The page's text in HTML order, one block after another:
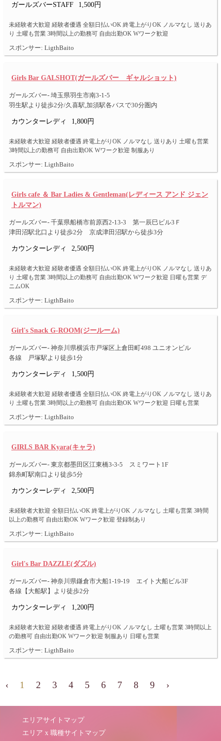
ガールズバーSTAFF 1,500円
未経験者大歓迎 経験者優遇 全額日払いOK 終電上がりOK ノルマなし 送りあ
り 土曜も営業 3時間以上の勤務可 自由出勤OK Wワーク歓迎
スポンサー: LigthBaito
Girls Bar GALSHOT(ガールズバー ギャルショット)
ガールズバー- 埼玉県羽生市南3-1-5
羽生駅より徒歩2分/久喜駅,加須駅各バスで30分圏内
カウンターレディ 1,800円
未経験者大歓迎 経験者優遇 終電上がりOK ノルマなし 送りあり 土曜も営業
3時間以上の勤務可 自由出勤OK Wワーク歓迎 制服あり
スポンサー: LigthBaito
Girls cafe ＆ Bar Ladies & Gentleman(レディース アンド ジェン
トルマン)
ガールズバー- 千葉県船橋市前原西2-13-3 第一辰巳ビル3Ｆ
津田沼駅北口より徒歩2分 京成津田沼駅から徒歩3分
カウンターレディ 2,500円
未経験者大歓迎 経験者優遇 全額日払いOK 終電上がりOK ノルマなし 送りあ
り 土曜も営業 3時間以上の勤務可 自由出勤OK Wワーク歓迎 日曜も営業 デ
ニムOK
スポンサー: LigthBaito
Girl's Snack G-ROOM(ジールーム)
ガールズバー- 神奈川県横浜市戸塚区上倉田町498 ユニオンビル
各線 戸塚駅より徒歩1分
カウンターレディ 1,500円
未経験者大歓迎 経験者優遇 全額日払いOK 終電上がりOK ノルマなし 送りあ
り 土曜も営業 3時間以上の勤務可 自由出勤OK Wワーク歓迎 日曜も営業
スポンサー: LigthBaito
GIRLS BAR Kyara(キャラ)
ガールズバー- 東京都墨田区江東橋3-3-5 スミワート1F
錦糸町駅南口より徒歩5分
カウンターレディ 2,500円
未経験者大歓迎 全額日払いOK 終電上がりOK ノルマなし 土曜も営業 3時間
以上の勤務可 自由出勤OK Wワーク歓迎 登録制あり
スポンサー: LigthBaito
Girl's Bar DAZZLE(ダズル)
ガールズバー- 神奈川県鎌倉市大船1-19-19 エイト大船ビル3F
各線【大船駅】より徒歩2分
カウンターレディ 1,200円
未経験者大歓迎 経験者優遇 終電上がりOK ノルマなし 土曜も営業 3時間以上
の勤務可 自由出勤OK Wワーク歓迎 制服あり 日曜も営業
スポンサー: LigthBaito
‹ 1 2 3 4 5 6 7 8 9 ›
エリアサイトマップ
エリア x 職種サイトマップ